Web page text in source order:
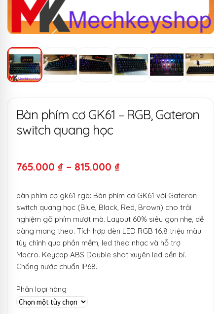
Bàn phím cơ GK61 – RGB, Gateron
switch quang học
765.000 ₫ – 815.000 ₫
từ
765.000 ₫
đến
815.000 ₫
bàn phím cơ gk61 rgb: Bàn phím cơ GK61 với Gateron
switch quang học (Blue, Black, Red, Brown) cho trải
nghiệm gõ phím mượt mà. Layout 60% siêu gọn nhẹ, dễ
dàng mang theo. Tích hợp đèn LED RGB 16.8 triệu màu
tùy chỉnh qua phần mềm, led theo nhạc và hỗ trợ
Macro. Keycap ABS Double shot xuyên led bền bỉ.
Chống nước chuẩn IP68.
Phân loại hàng